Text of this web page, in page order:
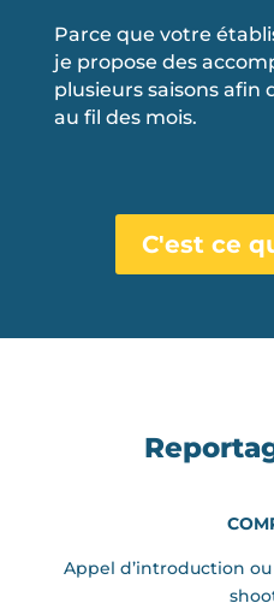
Parce que votre
je propose des
plusieurs saisons afin
au fil des mois.
C'est ce
Appel d’introduction